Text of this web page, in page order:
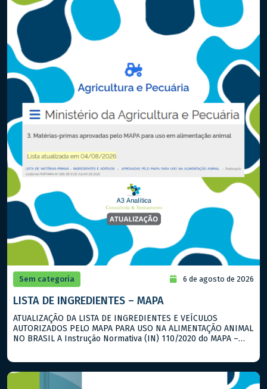
Sem categoria 6 de agosto de 2026
LISTA DE INGREDIENTES – MAPA
ATUALIZAÇÃO DA LISTA DE INGREDIENTES E VEÍCULOS
AUTORIZADOS PELO MAPA PARA USO NA ALIMENTAÇÃO ANIMAL
NO BRASIL A Instrução Normativa (IN) 110/2020 do MAPA –
alimentação humana e susceptíveis de […]